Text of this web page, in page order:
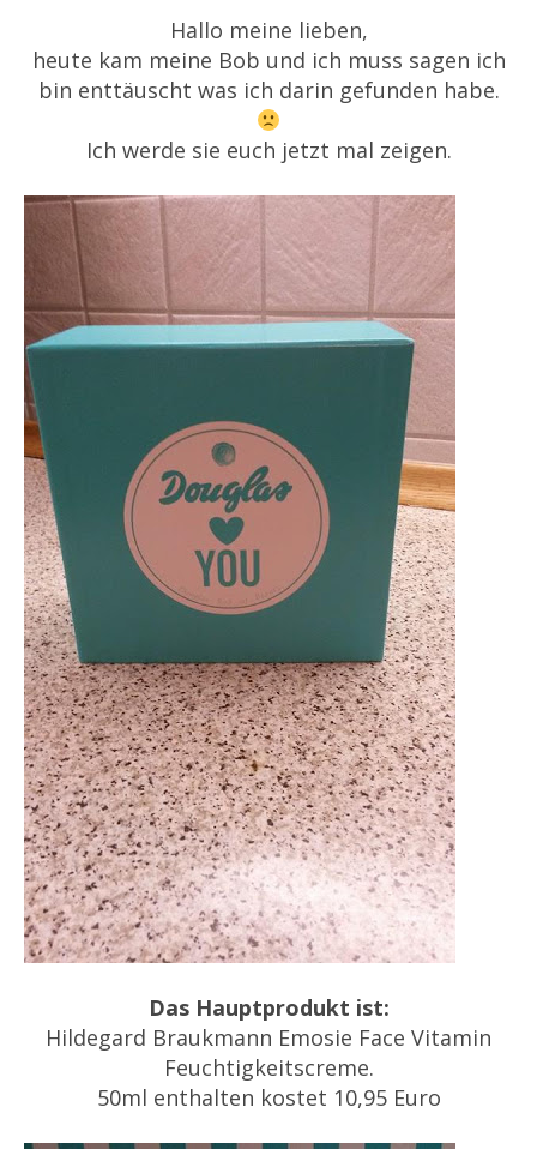
Hallo meine lieben,
heute kam meine Bob und ich muss sagen ich
bin enttäuscht was ich darin gefunden habe.
Ich werde sie euch jetzt mal zeigen.
Das Hauptprodukt ist:
Hildegard Braukmann Emosie Face Vitamin
Feuchtigkeitscreme.
50ml enthalten kostet 10,95 Euro